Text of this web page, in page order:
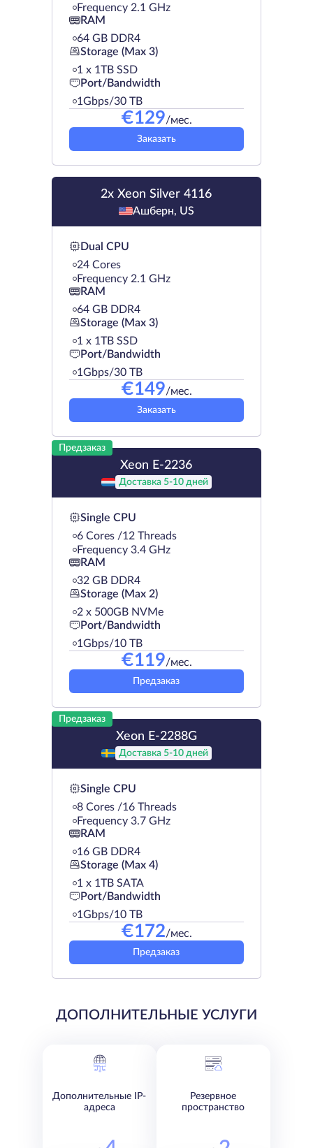
Frequency 2.1 GHz
RAM
64 GB DDR4
Storage (Max 3)
1 х 1TB SSD
Port/Bandwidth
1Gbps/30 TB
€129/мес.
Заказать
2x Xeon Silver 4116
Ашберн, US
Dual CPU
24 Cores
Frequency 2.1 GHz
RAM
64 GB DDR4
Storage (Max 3)
1 х 1TB SSD
Port/Bandwidth
1Gbps/30 TB
€149/мес.
Заказать
Предзаказ
Xeon E-2236
Доставка 5-10 дней
Single CPU
6 Cores /12 Threads
Frequency 3.4 GHz
RAM
32 GB DDR4
Storage (Max 2)
2 х 500GB NVMe
Port/Bandwidth
1Gbps/10 TB
€119/мес.
Предзаказ
Предзаказ
Xeon E-2288G
Доставка 5-10 дней
Single CPU
8 Cores /16 Threads
Frequency 3.7 GHz
RAM
16 GB DDR4
Storage (Max 4)
1 х 1TB SATA
Port/Bandwidth
1Gbps/10 TB
€172/мес.
Предзаказ
ДОПОЛНИТЕЛЬНЫЕ УСЛУГИ
Дополнительные IP-
адреса
Резервное
пространство